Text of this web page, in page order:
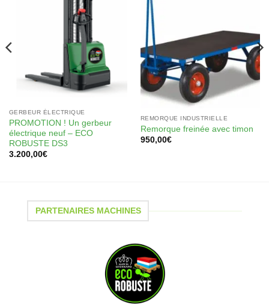
GERBEUR ÉLECTRIQUE
PROMOTION ! Un gerbeur
électrique neuf – ECO
ROBUSTE DS3
3.200,00€
REMORQUE INDUSTRIELLE
Remorque freinée avec timon
950,00€
PARTENAIRES MACHINES